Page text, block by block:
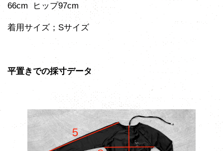
66cm ヒップ97cm
着用サイズ；Sサイズ
平置きでの採寸データ